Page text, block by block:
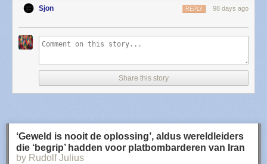
Sjon 98 days ago
REPLY
Share this story
‘Geweld is nooit de oplossing’, aldus wereldleiders
die ‘begrip’ hadden voor platbombarderen van Iran
by Rudolf Julius